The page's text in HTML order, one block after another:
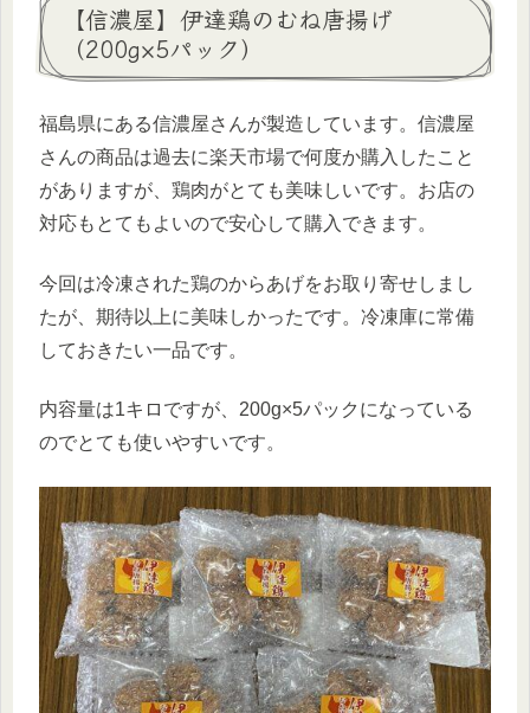
【信濃屋】伊達鶏のむね唐揚げ
（200g×5パック）
福島県にある信濃屋さんが製造しています。信濃屋
さんの商品は過去に楽天市場で何度か購入したこと
がありますが、鶏肉がとても美味しいです。お店の
対応もとてもよいので安心して購入できます。
今回は冷凍された鶏のからあげをお取り寄せしまし
たが、期待以上に美味しかったです。冷凍庫に常備
しておきたい一品です。
内容量は1キロですが、200g×5パックになっている
のでとても使いやすいです。